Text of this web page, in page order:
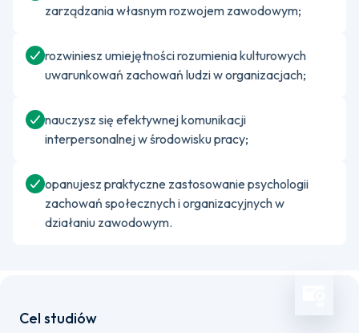
zarządzania własnym rozwojem zawodowym;
rozwiniesz umiejętności rozumienia kulturowych
uwarunkowań zachowań ludzi w organizacjach;
nauczysz się efektywnej komunikacji
interpersonalnej w środowisku pracy;
opanujesz praktyczne zastosowanie psychologii
zachowań społecznych i organizacyjnych w
działaniu zawodowym.
Cel studiów